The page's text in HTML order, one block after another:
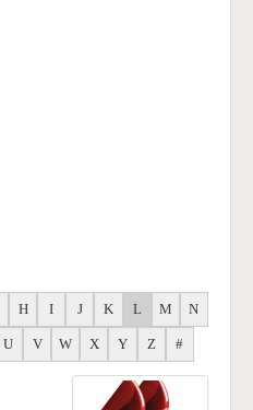
H I J K L M N
U V W X Y Z #